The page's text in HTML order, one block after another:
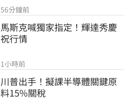
56分鐘前
馬斯克喊獨家指定！輝達秀慶
祝行情
1小時前
川普出手！擬課半導體關鍵原
料15%關稅